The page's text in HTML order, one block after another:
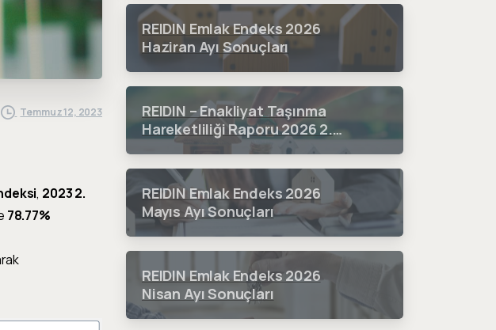
Temmuz 12, 2023
, 2023 2.
78.77%
REIDIN Emlak Endeks 2026
Haziran Ayı Sonuçları
REIDIN – Enakliyat Taşınma
Hareketliliği Raporu 2026 2.
Çeyrek Dönem Sonuçları
REIDIN Emlak Endeks 2026
Mayıs Ayı Sonuçları
REIDIN Emlak Endeks 2026
Nisan Ayı Sonuçları